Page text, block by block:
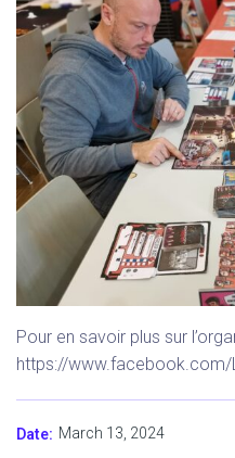
Pour en savoir plus sur
https://www.facebook.com/
Date: March 13, 2024